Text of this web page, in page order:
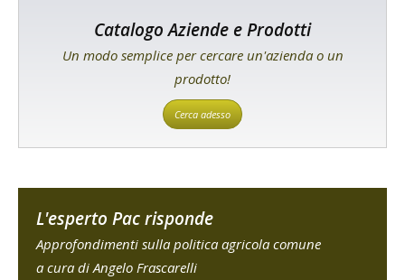
Catalogo Aziende e Prodotti
Un modo semplice per cercare un'azienda o un
prodotto!
Cerca adesso
L'esperto Pac risponde
Approfondimenti sulla politica agricola comune
a cura di Angelo Frascarelli